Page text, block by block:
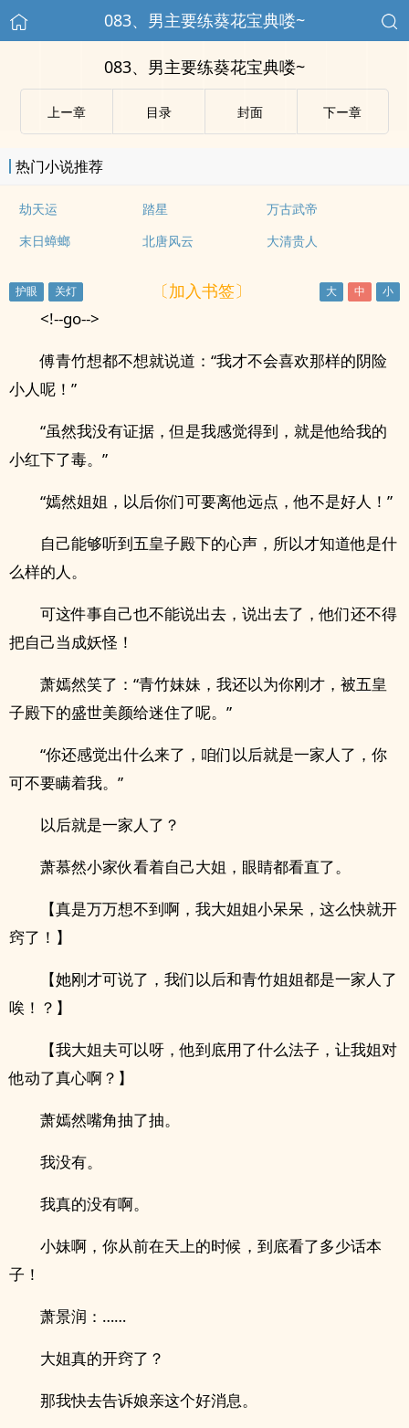
083、男主要练葵花宝典喽~
083、男主要练葵花宝典喽~
上ー章 目录 封面 下ー章
热门小说推荐
劫天运 踏星
万古武帝
末日蟑螂
北唐风云 大清贵人
〔加入书签〕
<!--go-->
傅青竹想都不想就说道：“我才不会喜欢那样的阴险
小人呢！”
“虽然我没有证据，但是我感觉得到，就是他给我的
小红下了毒。”
“嫣然姐姐，以后你们可要离他远点，他不是好人！”
自己能够听到五皇子殿下的心声，所以才知道他是什
么样的人。
可这件事自己也不能说出去，说出去了，他们还不得
把自己当成妖怪！
萧嫣然笑了：“青竹妹妹，我还以为你刚才，被五皇
子殿下的盛世美颜给迷住了呢。”
“你还感觉出什么来了，咱们以后就是一家人了，你
可不要瞒着我。”
以后就是一家人了？
萧慕然小家伙看着自己大姐，眼睛都看直了。
【真是万万想不到啊，我大姐姐小呆呆，这么快就开
窍了！】
【她刚才可说了，我们以后和青竹姐姐都是一家人了
唉！？】
【我大姐夫可以呀，他到底用了什么法子，让我姐对
他动了真心啊？】
萧嫣然嘴角抽了抽。
我没有。
我真的没有啊。
小妹啊，你从前在天上的时候，到底看了多少话本
子！
萧景润：……
大姐真的开窍了？
那我快去告诉娘亲这个好消息。